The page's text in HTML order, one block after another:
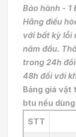
Bảo hành - 1
Hãng điều
với bất kỳ lỗi
năm đầu.
trong 24h
48h đối với
Bảng giá vật
btu nếu dùng
STT